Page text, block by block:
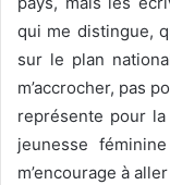
qui me distingue,
sur le plan
m’accrocher, pas
représente pour
jeunesse
m’encourage à aller